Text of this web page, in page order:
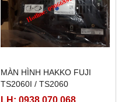
MÀN HÌNH HAKKO FUJI
TS2060I / TS2060
LH: 0938.070.068